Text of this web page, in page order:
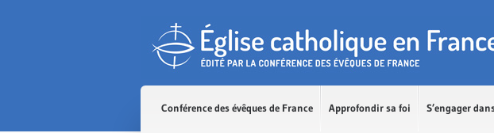
Conférence des évêques de France Approfondir sa foi S’engager